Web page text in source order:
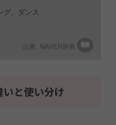
グ、ダンス
NAVER辞典
と使い分け